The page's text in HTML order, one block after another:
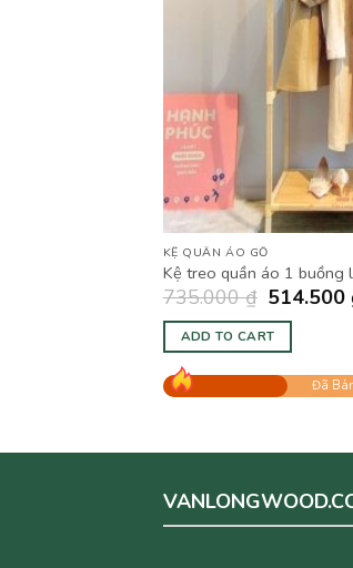
KỆ QUẦN ÁO GỖ
Kệ treo quần áo 1 buồng
735.000₫ 514.500
ADD TO CART
Đã